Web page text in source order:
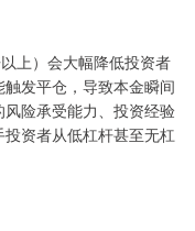
上）会大幅降低投资者
发平仓，导致本金瞬间
险承受能力、投资经验
资者从低杠杆甚至无杠